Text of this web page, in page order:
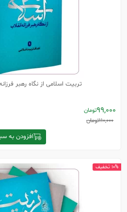
تربیت اسلامی از نگاه رهبر
99,000تومان
110,000تومان
افزودن به
10% تخفیف